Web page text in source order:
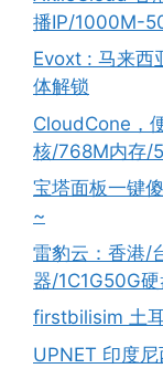
播IP/1000M-
Evoxt : 马来西
体解锁
CloudCone，
核/768M内存/
宝塔面板一键
~
雷豹云：香港/
器/1C1G50G
firstbilisim 土
UPNET 印度